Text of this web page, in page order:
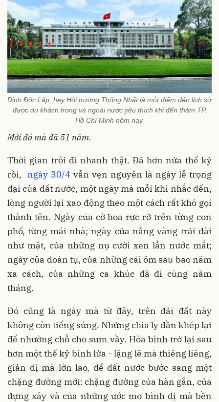
Dinh Độc Lập, hay Hội trường Thống Nhất là một điểm đến lịch sử
được du khách trong và ngoài nước yêu thích khi đến thăm TP.
Hồ Chí Minh hôm nay.
Mới đó mà đã 51 năm.
Thời gian trôi đi nhanh thật. Đã hơn nửa thế kỷ
rồi, ngày 30/4 vẫn vẹn nguyên là ngày lễ trọng
đại của đất nước, một ngày mà mỗi khi nhắc đến,
lòng người lại xao động theo một cách rất khó gọi
thành tên. Ngày của cờ hoa rực rỡ trên từng con
phố, từng mái nhà; ngày của nắng vàng trải dài
như mật, của những nụ cười xen lẫn nước mắt;
ngày của đoàn tụ, của những cái ôm sau bao năm
xa cách, của những ca khúc đã đi cùng năm
tháng.
Đó cũng là ngày mà từ đây, trên dải đất này
không còn tiếng súng. Những chia ly dần khép lại
để nhường chỗ cho sum vầy. Hòa bình trở lại sau
hơn một thế kỷ binh lửa - lặng lẽ mà thiêng liêng,
giản dị mà lớn lao, để đất nước bước sang một
chặng đường mới: chặng đường của hàn gắn, của
dựng xây và của những ước mơ bình dị mà bền